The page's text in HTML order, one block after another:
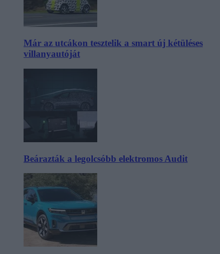
Már az utcákon tesztelik a smart új kétüléses
villanyautóját
Beárazták a legolcsóbb elektromos Audit